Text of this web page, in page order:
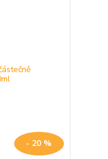
- 20 %